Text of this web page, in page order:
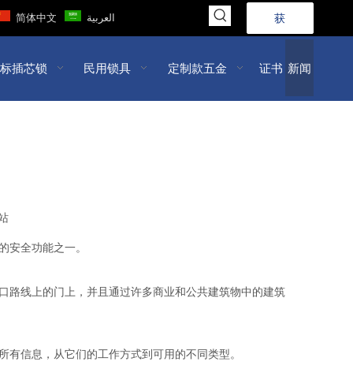
简体中文 العربية
获
报
插芯锁 民用锁具 定制款五金 证书 新闻
全功能之一。
路线上的门上，并且通过许多商业和公共建筑物中的建筑
信息，从它们的工作方式到可用的不同类型。